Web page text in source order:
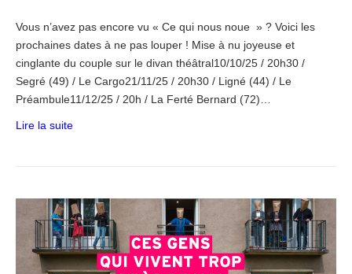
Vous n’avez pas encore vu « Ce qui nous noue » ? Voici les
prochaines dates à ne pas louper ! Mise à nu joyeuse et
cinglante du couple sur le divan théâtral10/10/25 / 20h30 /
Segré (49) / Le Cargo21/11/25 / 20h30 / Ligné (44) / Le
Préambule11/12/25 / 20h / La Ferté Bernard (72)…
Lire la suite